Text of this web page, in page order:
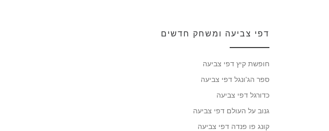
דפי צביעה ומשחק חדשים
חופשת קיץ דפי צביעה
ספר הג'ונגל דפי צביעה
כדורגל דפי צביעה
גנוב על העולם דפי צביעה
קונג פו פנדה דפי צביעה